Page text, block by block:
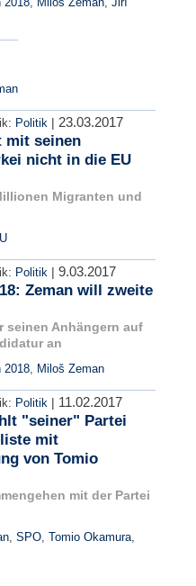
Politik | 23.03.2017
mit seinen
nicht in die EU
Migranten und
Politik | 9.03.2017
Zeman will zweite
seinen Anhängern auf
an
2018 Miloš Zeman
Politik | 11.02.2017
"seiner" Partei
mit
von Tomio
mit der Partei
SPO Tomio Okamura